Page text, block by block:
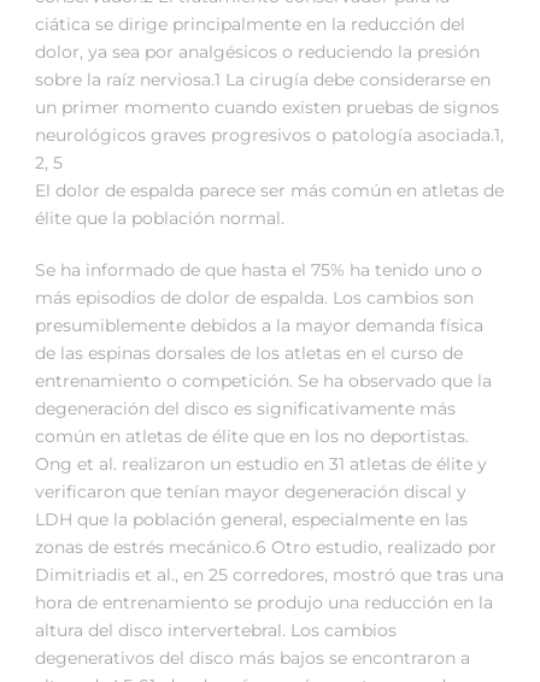
ciática se dirige principalmente en la reducción del
dolor, ya sea por analgésicos o reduciendo la presión
sobre la raíz nerviosa.1 La cirugía debe considerarse en
un primer momento cuando existen pruebas de signos
neurológicos graves progresivos o patología asociada.1,
2, 5
El dolor de espalda parece ser más común en atletas de
élite que la población normal.
Se ha informado de que hasta el 75% ha tenido uno o
más episodios de dolor de espalda. Los cambios son
presumiblemente debidos a la mayor demanda física
de las espinas dorsales de los atletas en el curso de
entrenamiento o competición. Se ha observado que la
degeneración del disco es significativamente más
común en atletas de élite que en los no deportistas.
Ong et al. realizaron un estudio en 31 atletas de élite y
verificaron que tenían mayor degeneración discal y
LDH que la población general, especialmente en las
zonas de estrés mecánico.6 Otro estudio, realizado por
Dimitriadis et al., en 25 corredores, mostró que tras una
hora de entrenamiento se produjo una reducción en la
altura del disco intervertebral. Los cambios
degenerativos del disco más bajos se encontraron a